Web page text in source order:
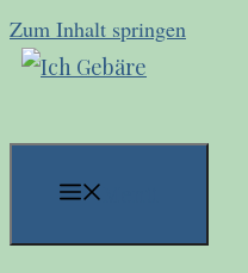
Zum Inhalt springen